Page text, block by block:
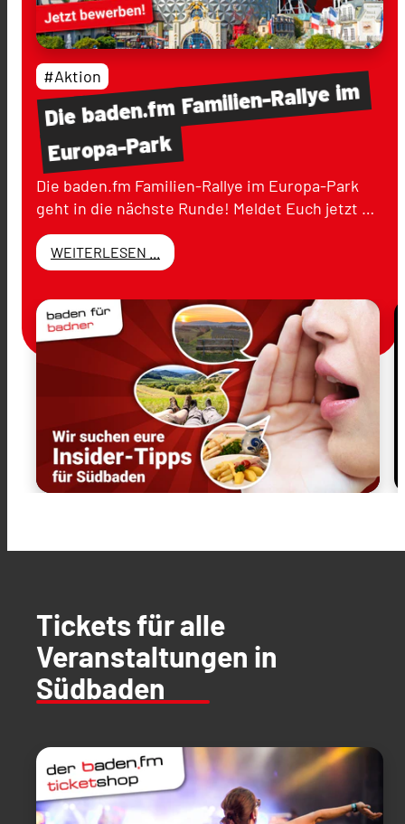
Diebaden.fmFamilien-Rallyeim
Europa-Park
#Aktion
Die baden.fm Familien-Rallye im Europa-Park
geht in die nächste Runde! Meldet Euch jetzt …
WEITERLESEN ...
Tickets für alle
Veranstaltungen in
Südbaden